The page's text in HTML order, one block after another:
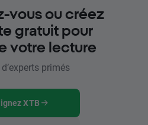
vous ou créez
gratuit pour
votre lecture
primés
XTB